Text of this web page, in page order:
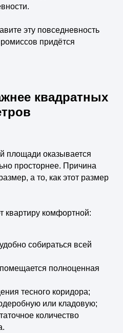
эту повседневность
придётся
квадратных
площади оказывается
просторнее. Причина
а то, как этот размер
квартиру комфортной:
собираться всей
полноценная
тесного коридора;
или кладовую;
количество